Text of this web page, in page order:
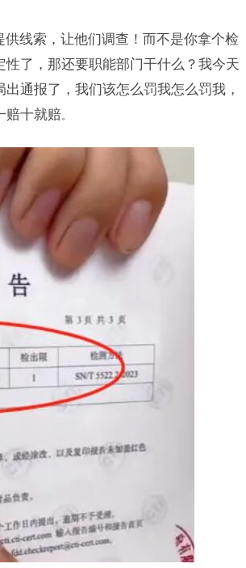
线索，让他们调查！而不是你拿个检
了，那还要职能部门干什么？我今天
通报了，我们该怎么罚我怎么罚我，
赔十就赔。